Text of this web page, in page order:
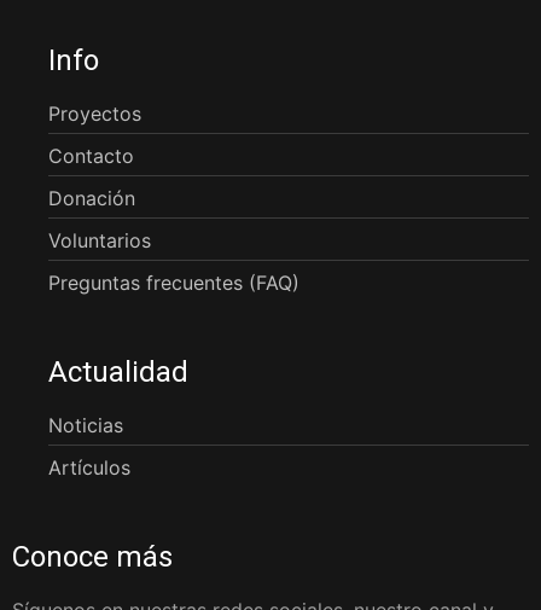
Info
Proyectos
Contacto
Donación
Voluntarios
Preguntas frecuentes (FAQ)
Actualidad
Noticias
Artículos
Conoce más